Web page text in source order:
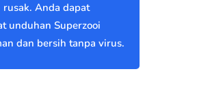
Anda dapat
unduhan Superzooi
dan bersih tanpa virus.